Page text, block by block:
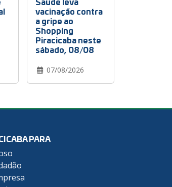
vacinação contra
a gripe ao
Shopping
Piracicaba neste
sábado, 08/08
07/08/2026
PARA